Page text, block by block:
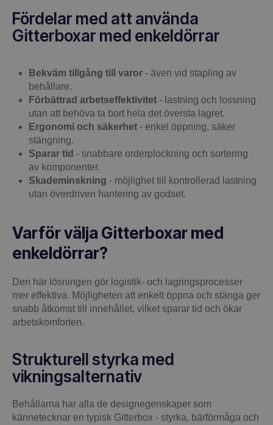
Fördelar med att använda
Gitterboxar med enkeldörrar
Bekväm tillgång till varor - även vid stapling av
behållare.
Förbättrad arbetseffektivitet - lastning och lossning
utan att behöva ta bort hela det översta lagret.
Ergonomi och säkerhet - enkel öppning, säker
stängning.
Sparar tid - snabbare orderplockning och sortering
av komponenter.
Skademinskning - möjlighet till kontrollerad lastning
utan överdriven hantering av godset.
Varför välja Gitterboxar med
enkeldörrar?
Den här lösningen gör logistik- och lagringsprocesser
mer effektiva. Möjligheten att enkelt öppna och stänga ger
snabb åtkomst till innehållet, vilket sparar tid och ökar
arbetskomforten.
Strukturell styrka med
vikningsalternativ
Behållarna har alla de designegenskaper som
kännetecknar en typisk Gitterbox - styrka, bärförmåga och